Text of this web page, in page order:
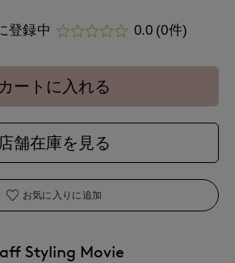
登録中 0.0 (0件)
カートに入れる
店舗在庫を見る
お気に入りに追加
Styling Movie